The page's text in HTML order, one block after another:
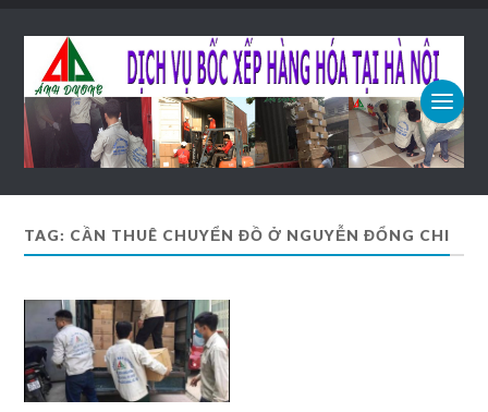
TAG: CẦN THUÊ CHUYỂN ĐỒ Ở NGUYỄN ĐỔNG CHI